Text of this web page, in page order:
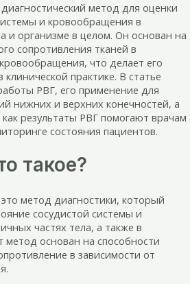
метод для оценки
и кровообращения в
и организме в целом. Он основан на
сопротивления тканей в
что делает его
практике. В статье
РВГ, его применение для
нижних и верхних конечностей, а
результаты РВГ помогают врачам
состояния пациентов.
такое?
метод диагностики, который
сосудистой системы и
частях тела, а также в
метод основан на способности
в зависимости от